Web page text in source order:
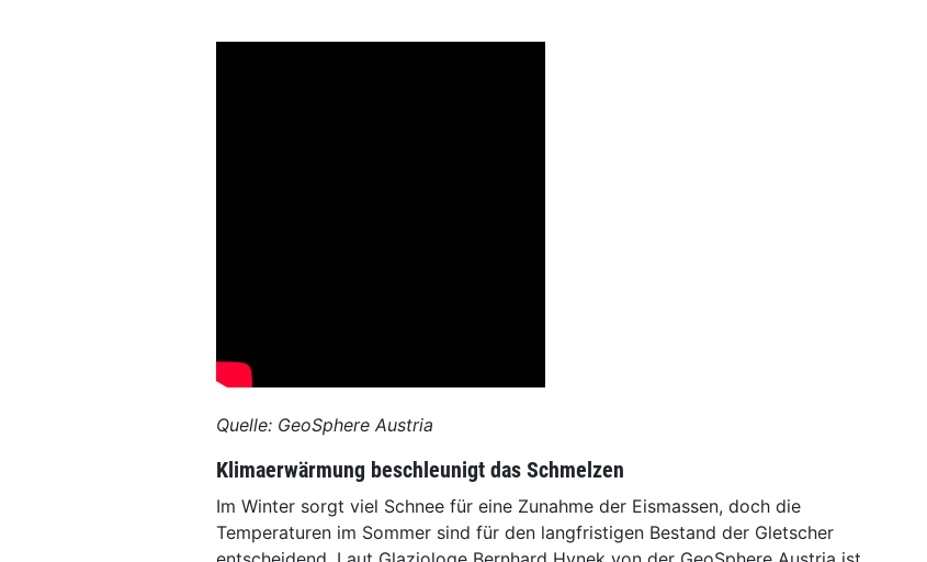
Quelle: GeoSphere Austria
Klimaerwärmung beschleunigt das Schmelzen
Im Winter sorgt viel Schnee für eine Zunahme der Eismassen, doch die
Temperaturen im Sommer sind für den langfristigen Bestand der Gletscher